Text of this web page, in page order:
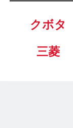
クボタ
三菱